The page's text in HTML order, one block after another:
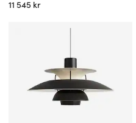
11 545 kr